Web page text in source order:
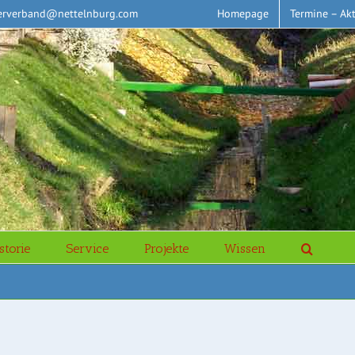
Homepage Termine –
Service Projekte Wissen